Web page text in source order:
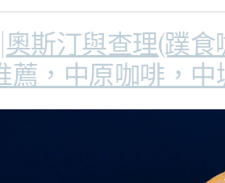
斯汀與查理(蹼
薦，中原咖啡，中